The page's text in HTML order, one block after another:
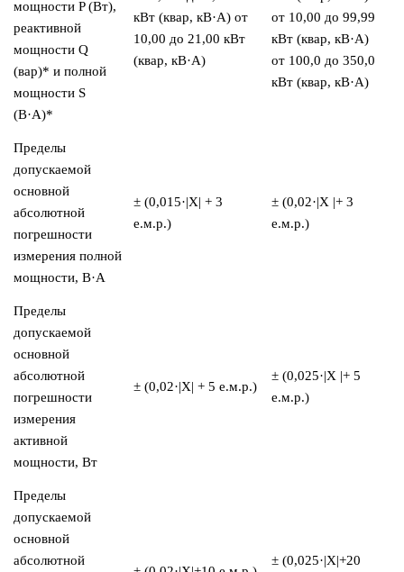
мощности P (Вт),
реактивной
мощности Q
(вар)* и полной
мощности S
(В·А)*
кВт (квар, кВ·А) от
10,00 до 21,00 кВт
(квар, кВ·А)
от 10,00 до 99,99
кВт (квар, кВ·А)
от 100,0 до 350,0
кВт (квар, кВ·А)
Пределы
допускаемой
основной
абсолютной
погрешности
измерения полной
мощности, В·А
± (0,015·|X| + 3
е.м.р.)
± (0,02·|X |+ 3
е.м.р.)
Пределы
допускаемой
основной
абсолютной
погрешности
измерения
активной
мощности, Вт
± (0,02·|X| + 5 е.м.р.)
± (0,025·|X |+ 5
е.м.р.)
Пределы
допускаемой
основной
абсолютной
± (0,025·|X|+20